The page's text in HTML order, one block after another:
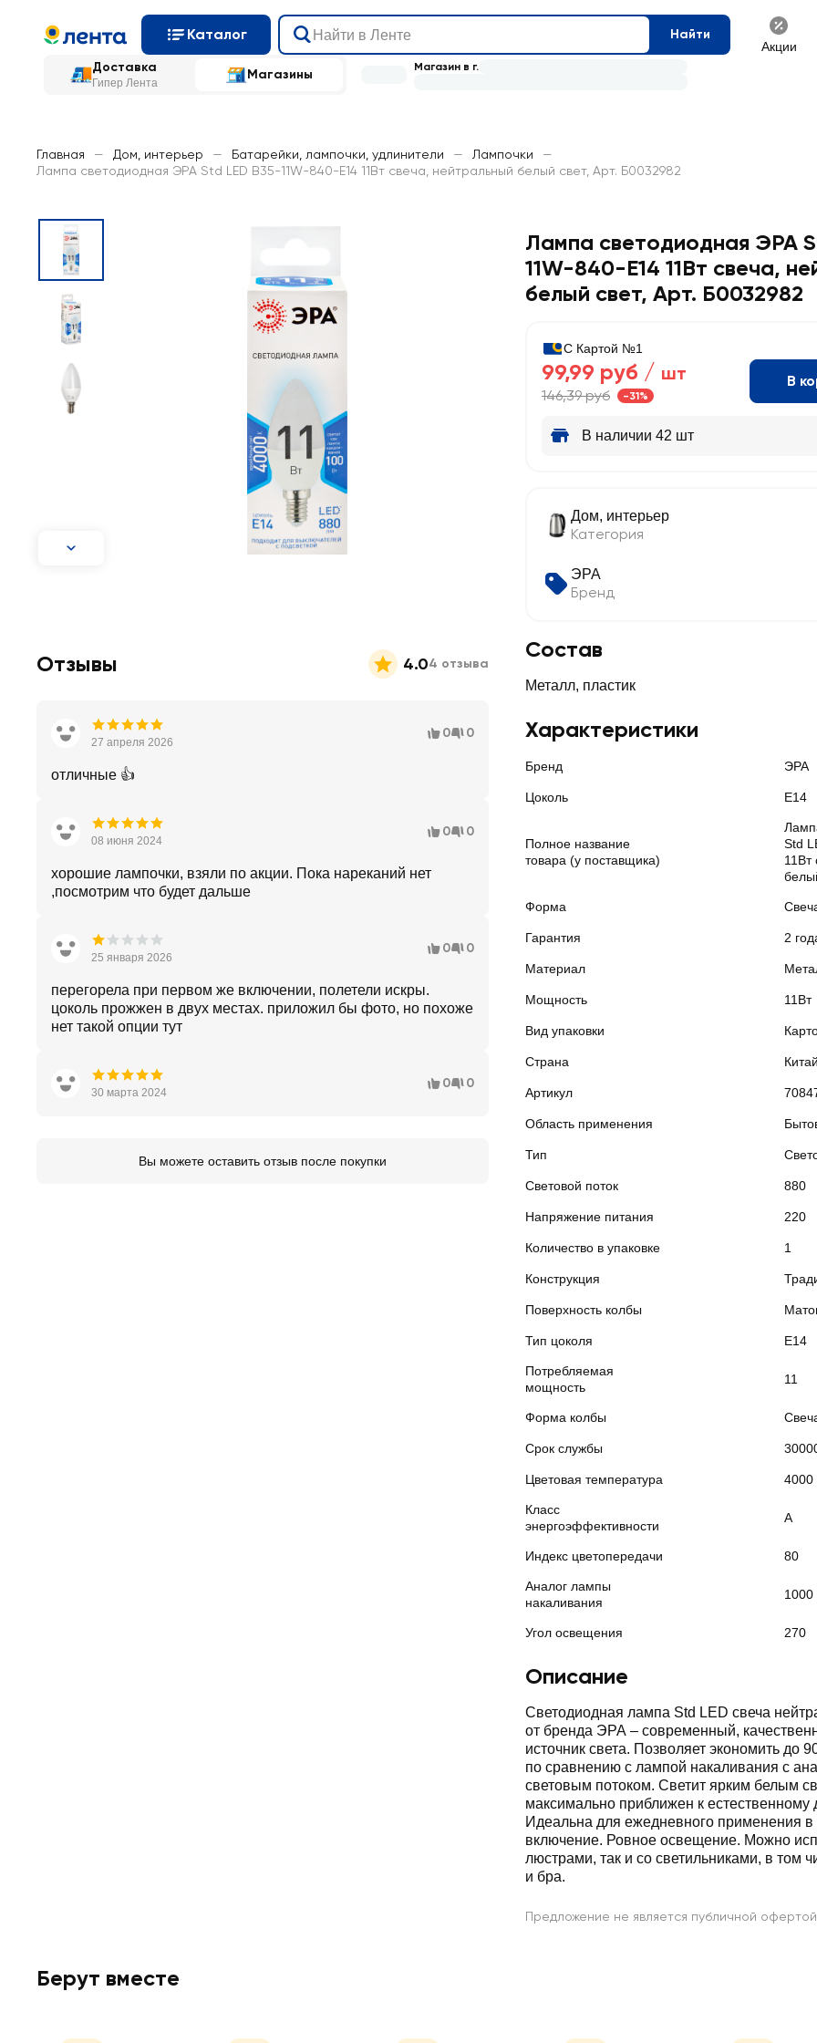
Каталог Найти
Акции
Доставка
Гипер Лента
Магазины Магазин в г.
Главная — Дом, интерьер — Батарейки, лампочки, удлинители — Лампочки
—
Лампа светодиодная ЭРА Std LED B35-11W-840-E14 11Вт свеча, нейтральный белый свет, Арт. Б0032982
Лампа светодиодная ЭРА
11W-840-E14 11Вт свеча,
белый свет, Арт. Б0032982
С Картой №1
99,99 руб / шт
146,39 руб -31%
В
В наличии 42 шт
Дом, интерьер
Категория
ЭРА
Бренд
Состав
Металл, пластик
Характеристики
Бренд ЭРА
Цоколь E14
Полное название
товара (у поставщика)
Std
11Вт
Форма
Гарантия 2
Материал
Мощность 11Вт
Вид упаковки
Страна Китай
Артикул
Область применения
Тип
Световой поток 880
Напряжение питания 220
Количество в упаковке 1
Конструкция
Поверхность колбы
Тип цоколя E14
Потребляемая
мощность
11
Форма колбы
Срок службы
Цветовая температура 4000
Класс
энергоэффективности
A
Индекс цветопередачи 80
Аналог лампы
накаливания
1000
Угол освещения 270
Описание
Светодиодная лампа Std LED свеча
от бренда ЭРА – современный,
источник света. Позволяет экономить до
по сравнению с лампой накаливания с
световым потоком. Светит ярким белым
максимально приближен к естественному
Идеальна для ежедневного применения
включение. Ровное освещение. Можно
люстрами, так и со светильниками, в том
и бра.
Предложение не является публичной офертой
Отзывы 4.04 отзыва
27 апреля 2026
0 0
отличные 👍
08 июня 2024
0 0
хорошие лампочки, взяли по акции. Пока нареканий нет
,посмотрим что будет дальше
25 января 2026
0 0
перегорела при первом же включении, полетели искры.
цоколь прожжен в двух местах. приложил бы фото, но похоже
нет такой опции тут
30 марта 2024
0 0
Вы можете оставить отзыв после покупки
Берут вместе